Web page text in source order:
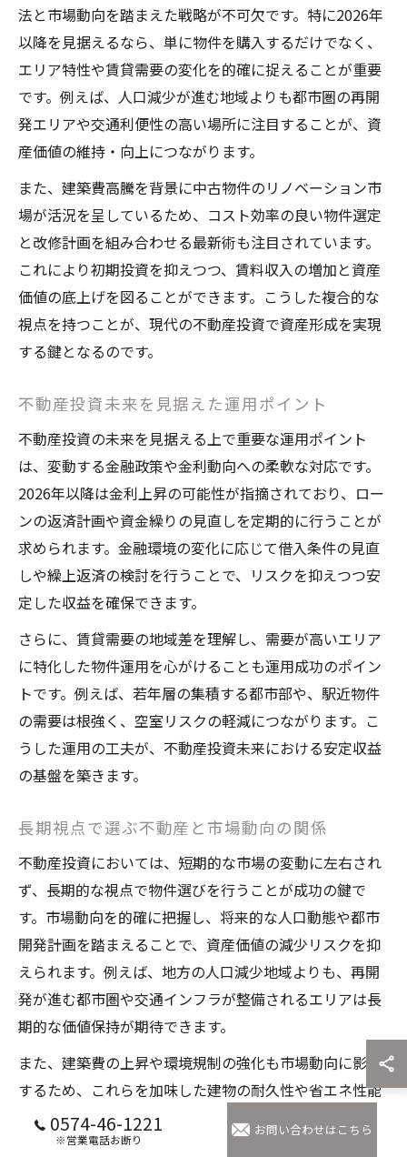
法と市場動向を踏まえた戦略が不可欠です。特に2026年
以降を見据えるなら、単に物件を購入するだけでなく、
エリア特性や賃貸需要の変化を的確に捉えることが重要
です。例えば、人口減少が進む地域よりも都市圏の再開
発エリアや交通利便性の高い場所に注目することが、資
産価値の維持・向上につながります。
また、建築費高騰を背景に中古物件のリノベーション市
場が活況を呈しているため、コスト効率の良い物件選定
と改修計画を組み合わせる最新術も注目されています。
これにより初期投資を抑えつつ、賃料収入の増加と資産
価値の底上げを図ることができます。こうした複合的な
視点を持つことが、現代の不動産投資で資産形成を実現
する鍵となるのです。
不動産投資未来を見据えた運用ポイント
不動産投資の未来を見据える上で重要な運用ポイント
は、変動する金融政策や金利動向への柔軟な対応です。
2026年以降は金利上昇の可能性が指摘されており、ロー
ンの返済計画や資金繰りの見直しを定期的に行うことが
求められます。金融環境の変化に応じて借入条件の見直
しや繰上返済の検討を行うことで、リスクを抑えつつ安
定した収益を確保できます。
さらに、賃貸需要の地域差を理解し、需要が高いエリア
に特化した物件運用を心がけることも運用成功のポイン
トです。例えば、若年層の集積する都市部や、駅近物件
の需要は根強く、空室リスクの軽減につながります。こ
うした運用の工夫が、不動産投資未来における安定収益
の基盤を築きます。
長期視点で選ぶ不動産と市場動向の関係
不動産投資においては、短期的な市場の変動に左右され
ず、長期的な視点で物件選びを行うことが成功の鍵で
す。市場動向を的確に把握し、将来的な人口動態や都市
開発計画を踏まえることで、資産価値の減少リスクを抑
えられます。例えば、地方の人口減少地域よりも、再開
発が進む都市圏や交通インフラが整備されるエリアは長
期的な価値保持が期待できます。
また、建築費の上昇や環境規制の強化も市場動向に影響
するため、これらを加味した建物の耐久性や省エネ性能
など、将来の維持費用を抑える要素も物件選択の重要な
ポイントです。こうした長期視点が、資産形成とリスク
0574-46-1221
※営業電話お断り
お問い合わせはこちら